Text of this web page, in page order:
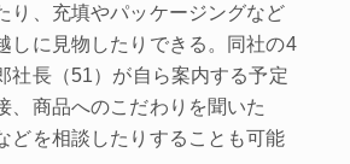
り、充填やパッケージングなど
しに見物したりできる。同社の4
社長（51）が自ら案内する予定
、商品へのこだわりを聞いた
どを相談したりすることも可能